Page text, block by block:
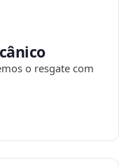
o resgate com